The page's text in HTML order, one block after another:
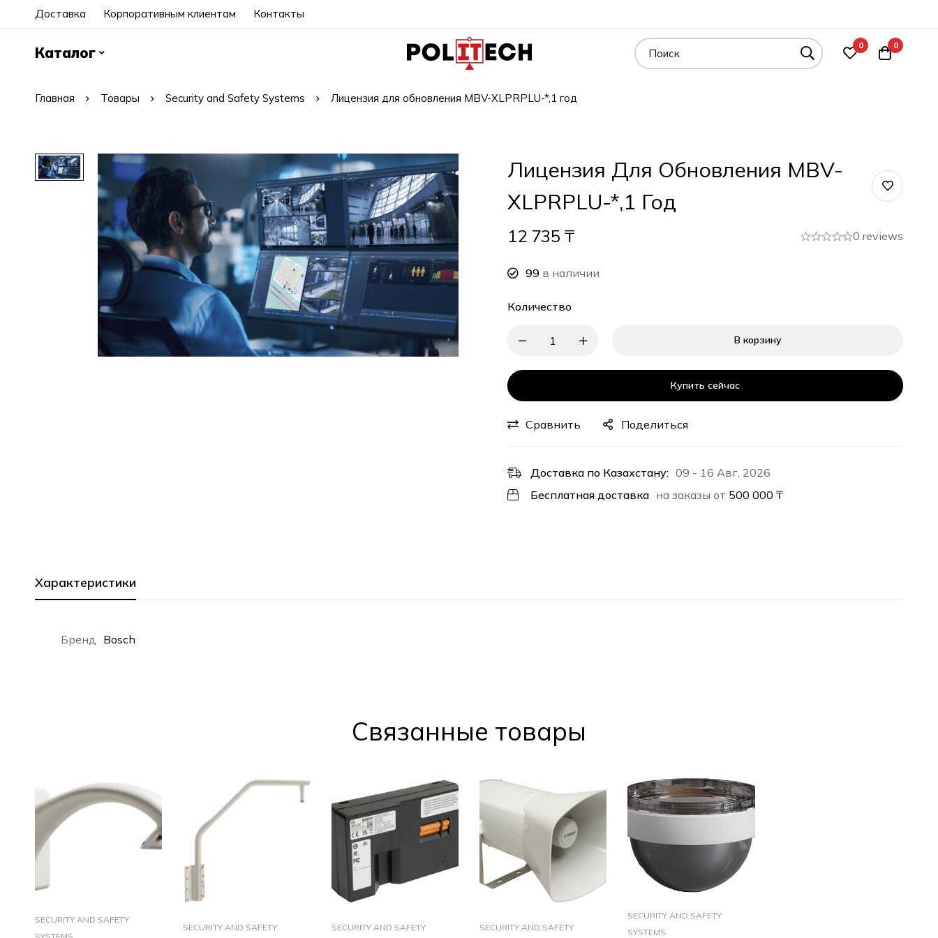
Доставка Корпоративным клиентам Контакты
Каталог 0 0
Главная Товары Security and Safety Systems Лицензия для обновления MBV-XLPRPLU-*,1 год
Лицензия Для Обновления MBV-
XLPRPLU-*,1 Год
12 735 ₸ 0 reviews
99 в наличии
Количество
В корзину
Купить сейчас
Сравнить Поделиться
Доставка по Казахстану: 09 - 16 Авг, 2026
Бесплатная доставка на заказы от 500 000 ₸
Характеристики
Бренд Bosch
Cвязанные товары
SECURITY AND SAFETY
SECURITY AND SAFETY
SECURITY AND SAFETY
SECURITY AND SAFETY
SECURITY AND SAFETY
SYSTEMS